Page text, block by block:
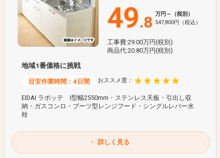
49.8 万円～（税別）
547,800円（税込）
工事費:29.00万円(税別)
商品代:20.80万円(税別)
地域1番価格に挑戦
目安作業時間：4日間 おススメ度：
EIDAI ラポッテ I型幅2550mm・ステンレス天板・引出し収
納・ガスコンロ・ブーツ型レンジフード・シングルレバー水
栓
詳しく見る